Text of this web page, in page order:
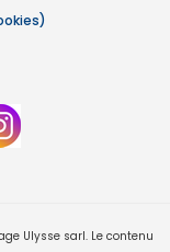
Ulysse sarl. Le contenu